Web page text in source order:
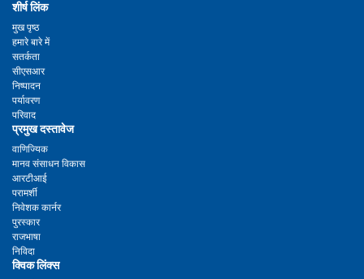
शीर्ष लिंक
मुख पृष्ठ
हमारे बारे में
सतर्कता
सीएसआर
निष्पादन
पर्यावरण
परिवाद
प्रमुख दस्तावेज
वाणिज्यिक
मानव संसाधन विकास
आरटीआई
परामर्शी
निवेशक कार्नर
पुरस्कार
राजभाषा
निविदा
क्विक लिंक्स